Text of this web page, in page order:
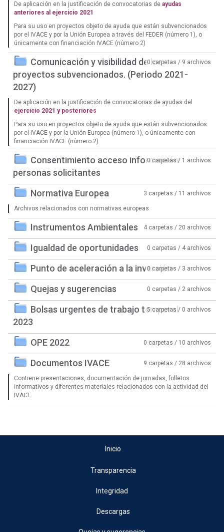
De aplicación en la justificación de convocatorias de ayudas
anteriores al ejercicio 2021
Para su uso en proyectos objeto de ayuda que están subvencionados
por el IVACE y por la Unión Europea a través del FEDER (número 1), o
únicamente con financiación IVACE (número 2)
Comunicación y visibilidad de los
proyectos subvencionados. (Periodo 2021-
2027)
0 carpetas / 9 archivos
De aplicación en la justificación de convocatorias de ayudas del
ejercicio 2021 y posteriores
Para su uso en proyectos objeto de ayuda que están subvencionados
por el IVACE y por la Unión Europea (número 1), o únicamente con
financiación IVACE (número 2)
Consentimiento acceso información
personas solicitantes
0 carpetas / 1 archivos
Normativa Europea 3 carpetas / 11 archivos
Archivos relacionados con normativas europeas
Instrumentos Ambientales 4 carpetas / 20 archivos
Igualdad de oportunidades 0 carpetas / 4 archivos
Punto de aceleración a la inversión0 carpetas / 3 archivos
Quejas y sugerencias 0 carpetas / 2 archivos
Bolsas urgentes de trabajo temporal
2023
5 carpetas / 0 archivos
OPE 2022 0 carpetas / 10 archivos
Documentos IVACE 9 carpetas / 28 archivos
Contiene presentaciones, documentación de jornadas, folletos
informativos y diferentes materiales relacionados con la actividad del
IVACE.
Inicio
Transparencia
Integridad
Descargas